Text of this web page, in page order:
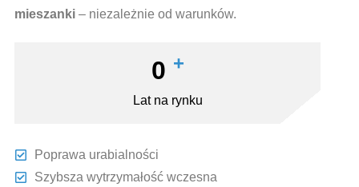
mieszanki – niezależnie od warunków.
0 +
Lat na rynku
Poprawa urabialności
Szybsza wytrzymałość wczesna